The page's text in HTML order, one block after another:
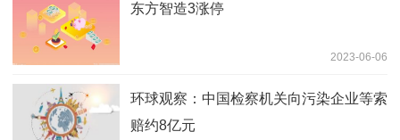
东方智造3涨停
2023-06-06
环球观察：中国检察机关向污染企业等索
赔约8亿元